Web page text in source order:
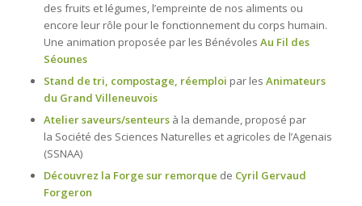
des fruits et légumes, l’empreinte de nos aliments ou
encore leur rôle pour le fonctionnement du corps humain.
Une animation proposée par les Bénévoles Au Fil des
Séounes
Stand de tri, compostage, réemploi par les Animateurs
du Grand Villeneuvois
Atelier saveurs/senteursà la demande, proposé par
la Société des Sciences Naturelles et agricoles de l’Agenais
(SSNAA)
Découvrez la Forge sur remorque de Cyril Gervaud
Forgeron